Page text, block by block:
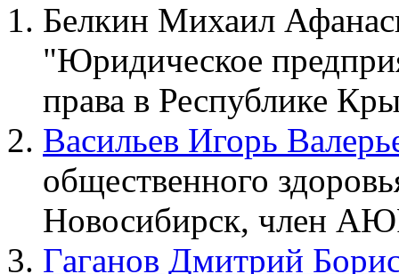
Белкин Михаил
"Юридическое
права в Республике
Васильев Игорь
общественного
Новосибирск, член
Гаганов Дмитрий